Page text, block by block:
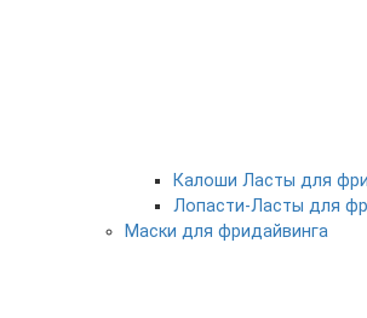
Калоши Ласты для
Лопасти-Ласты для
Маски для фридайвинга